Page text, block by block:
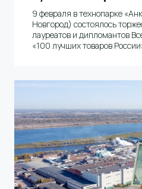
9 февраля в технопарке
Новгород) состоялось
лауреатов и дипломантов
«100 лучших товаров
вручили заместитель
директор ЦСМ
области Денис Миронов. От
торжественном
заместитель генерального
производству Андрей